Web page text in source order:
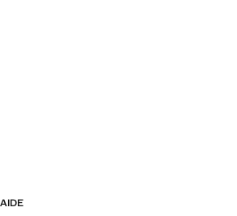
AIDE